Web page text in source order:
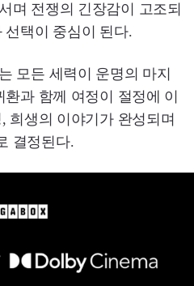
며 전쟁의 긴장감이 고조되
선택이 중심이 된다.
모든 세력이 운명의 마지
과 함께 여정이 절정에 이
희생의 이야기가 완성되며
결정된다.